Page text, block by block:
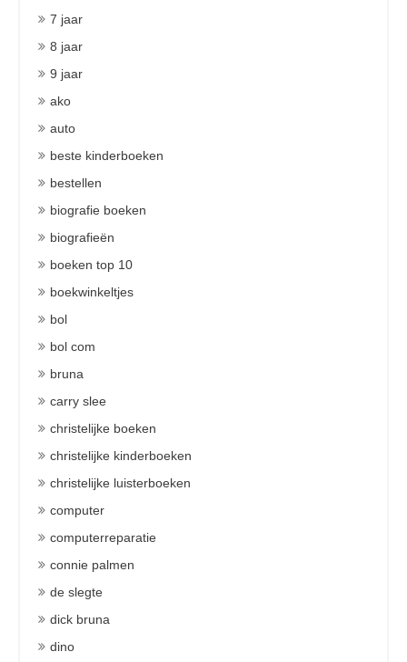
7 jaar
8 jaar
9 jaar
ako
auto
beste kinderboeken
bestellen
biografie boeken
biografieën
boeken top 10
boekwinkeltjes
bol
bol com
bruna
carry slee
christelijke boeken
christelijke kinderboeken
christelijke luisterboeken
computer
computerreparatie
connie palmen
de slegte
dick bruna
dino